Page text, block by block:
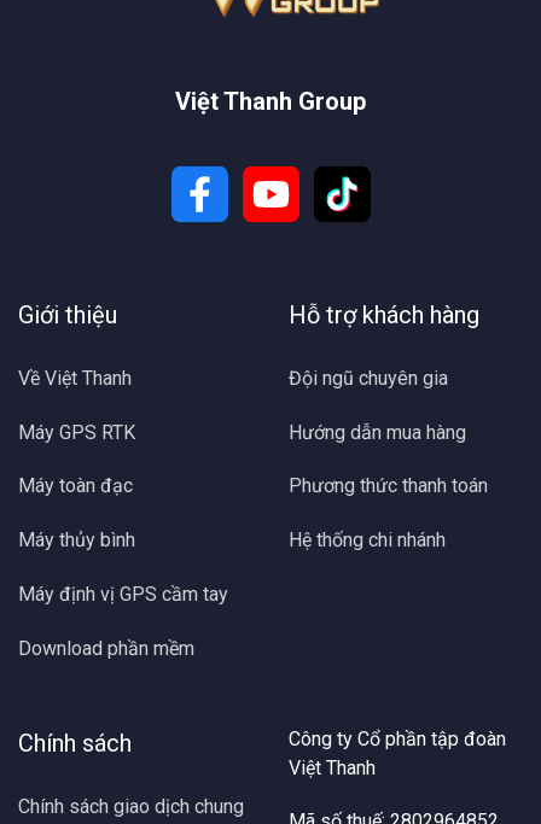
Việt Thanh Group
Giới thiệu
Về Việt Thanh
Máy GPS RTK
Máy toàn đạc
Máy thủy bình
Máy định vị GPS cầm tay
Download phần mềm
Hỗ trợ khách hàng
Đội ngũ chuyên gia
Hướng dẫn mua hàng
Phương thức thanh toán
Hệ thống chi nhánh
Chính sách
Chính sách giao dịch chung
Công ty Cổ phần tập đoàn
Việt Thanh